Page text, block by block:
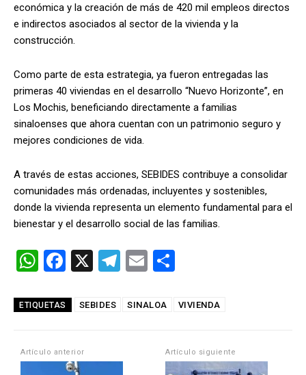
económica y la creación de más de 420 mil empleos directos
e indirectos asociados al sector de la vivienda y la
construcción.
Como parte de esta estrategia, ya fueron entregadas las
primeras 40 viviendas en el desarrollo “Nuevo Horizonte”, en
Los Mochis, beneficiando directamente a familias
sinaloenses que ahora cuentan con un patrimonio seguro y
mejores condiciones de vida.
A través de estas acciones, SEBIDES contribuye a consolidar
comunidades más ordenadas, incluyentes y sostenibles,
donde la vivienda representa un elemento fundamental para el
bienestar y el desarrollo social de las familias.
W
at
A
F
ce
o
X
T
e
E
ail m
ar
ETIQUETAS SEBIDES SINALOA VIVIENDA
Artículo anterior Artículo siguiente